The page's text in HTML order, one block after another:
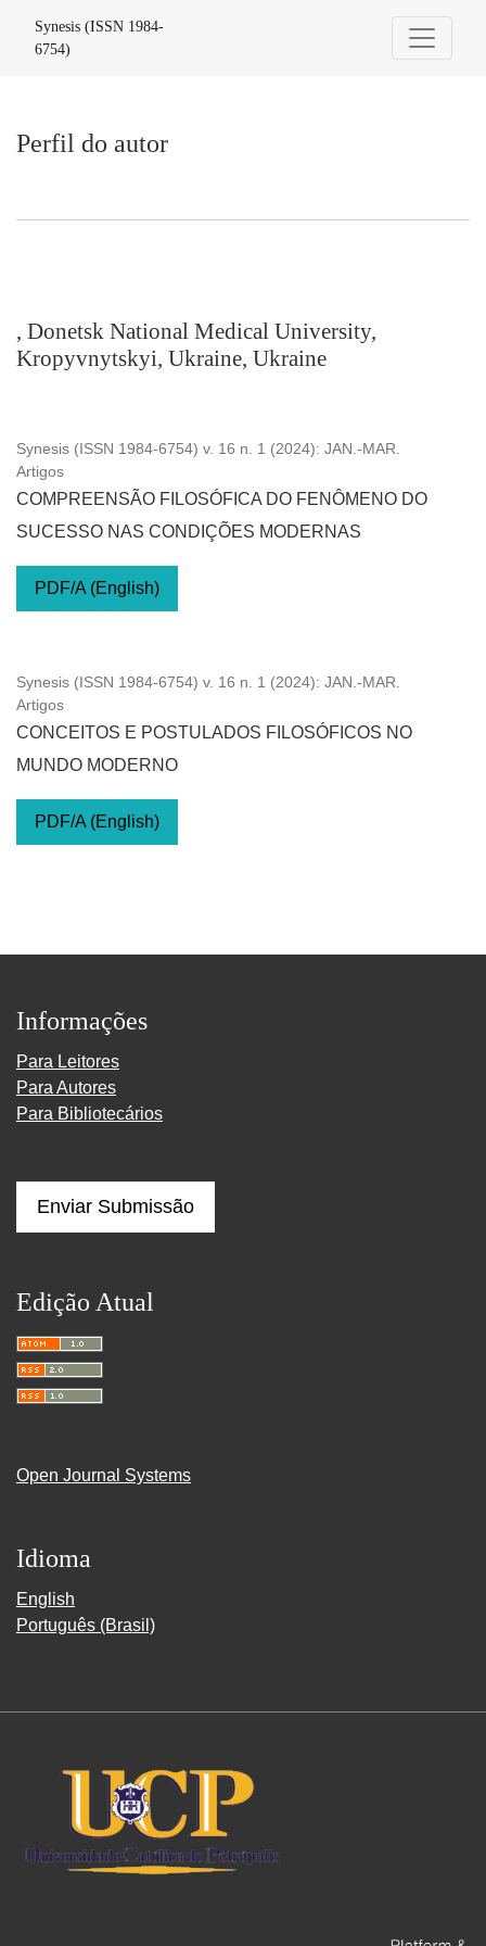
Synesis (ISSN 1984-
6754)
Perfil do autor
, Donetsk National Medical University,
Kropyvnytskyi, Ukraine, Ukraine
Synesis (ISSN 1984-6754) v. 16 n. 1 (2024): JAN.-MAR.
Artigos
COMPREENSÃO FILOSÓFICA DO FENÔMENO DO
SUCESSO NAS CONDIÇÕES MODERNAS
PDF/A (English)
Synesis (ISSN 1984-6754) v. 16 n. 1 (2024): JAN.-MAR.
Artigos
CONCEITOS E POSTULADOS FILOSÓFICOS NO
MUNDO MODERNO
PDF/A (English)
Informações
Para Leitores
Para Autores
Para Bibliotecários
Enviar Submissão
Edição Atual
Open Journal Systems
Idioma
English
Português (Brasil)